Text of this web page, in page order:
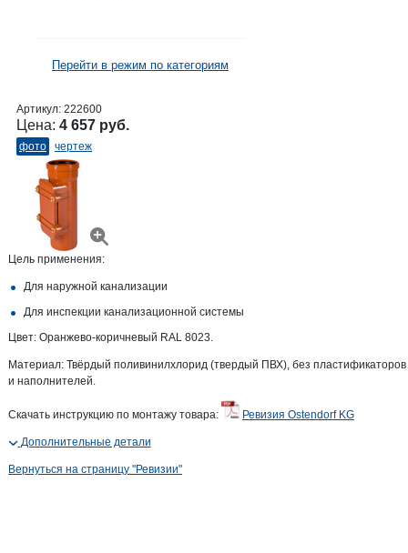
Перейти в режим по категориям
Артикул: 222600
Цена: 4 657 руб.
фото чертеж
Цель применения:
Для наружной канализации
Для инспекции канализационной системы
Цвет: Оранжево-коричневый RAL 8023.
Материал: Твёрдый поливинилхлорид (твердый ПВХ), без пластификаторов
и наполнителей.
Скачать инструкцию по монтажу товара: Ревизия Ostendorf KG
Дополнительные детали
Вернуться на страницу "Ревизии"